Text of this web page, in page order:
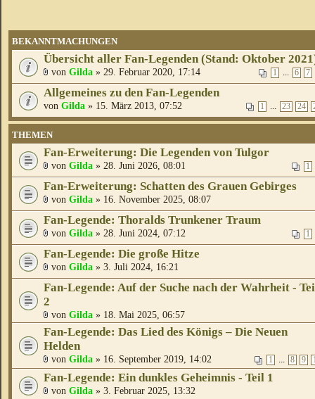
BEKANNTMACHUNGEN
Übersicht aller Fan-Legenden (Stand: Oktober
1 ... 6 7
von Gilda » 29. Februar 2020, 17:14
Allgemeines zu den Fan-Legenden
1 ... 23 24
von Gilda » 15. März 2013, 07:52
THEMEN
Fan-Erweiterung: Die Legenden von Tulgor
1
von Gilda » 28. Juni 2026, 08:01
Fan-Erweiterung: Schatten des Grauen Gebirges
von Gilda » 16. November 2025, 08:07
Fan-Legende: Thoralds Trunkener Traum
1
von Gilda » 28. Juni 2024, 07:12
Fan-Legende: Die große Hitze
von Gilda » 3. Juli 2024, 16:21
Fan-Legende: Auf der Suche nach der Wahrheit -
2
von Gilda » 18. Mai 2025, 06:57
Fan-Legende: Das Lied des Königs – Die Neuen
Helden
1 ... 8 9
von Gilda » 16. September 2019, 14:02
Fan-Legende: Ein dunkles Geheimnis - Teil 1
von Gilda » 3. Februar 2025, 13:32